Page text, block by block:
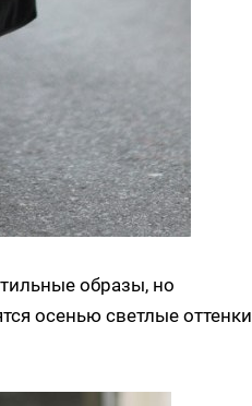
образы, но
осенью светлые оттенки